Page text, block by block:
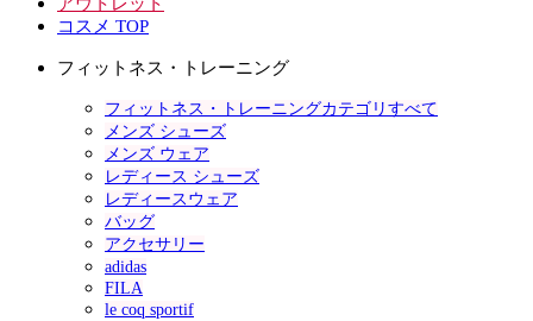
アウトレット
コスメ TOP
フィットネス・トレーニング
フィットネス・トレーニングカテゴリすべて
メンズ シューズ
メンズ ウェア
レディース シューズ
レディースウェア
バッグ
アクセサリー
adidas
FILA
le coq sportif